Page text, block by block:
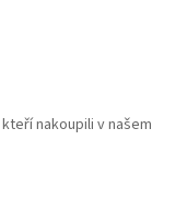
nakoupili v našem